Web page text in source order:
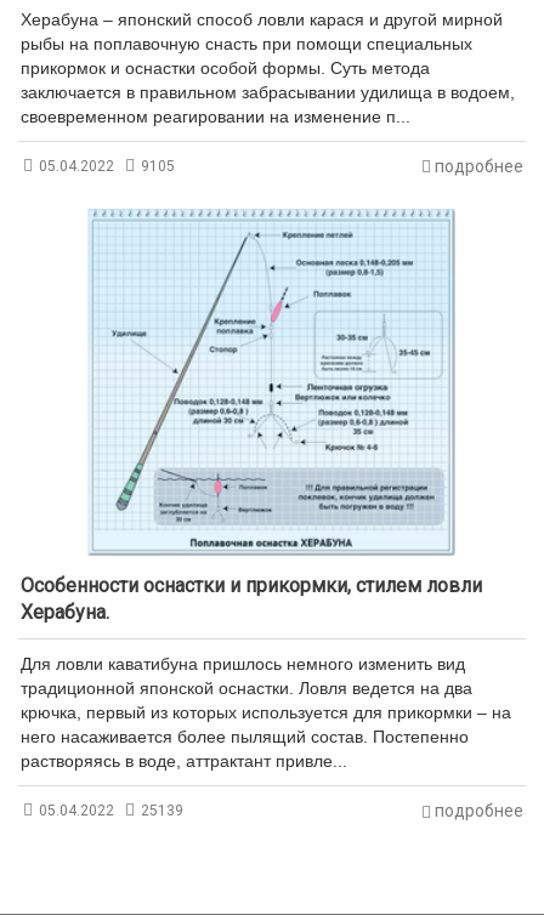
Херабуна – японский способ ловли карася и другой мирной
рыбы на поплавочную снасть при помощи специальных
прикормок и оснастки особой формы. Суть метода
заключается в правильном забрасывании удилища в водоем,
своевременном реагировании на изменение п...
05.04.2022 9105 подробнее
Особенности оснастки и прикормки, стилем ловли
Херабуна.
Для ловли каватибуна пришлось немного изменить вид
традиционной японской оснастки. Ловля ведется на два
крючка, первый из которых используется для прикормки – на
него насаживается более пылящий состав. Постепенно
растворяясь в воде, аттрактант привле...
05.04.2022 25139 подробнее